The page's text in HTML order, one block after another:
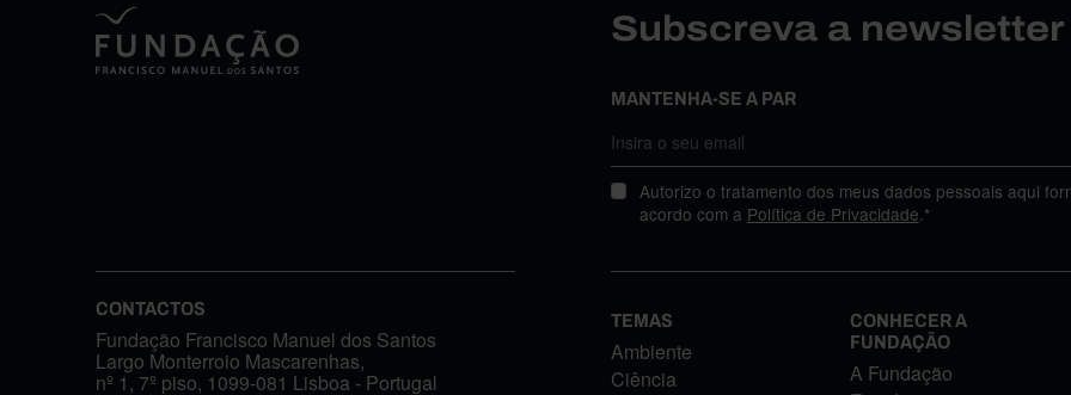
Subscreva a
MANTENHA-SE A PAR
Autorizo o tratamento dos meus dados pessoais aqui
acordo com a Política de Privacidade.*
CONTACTOS
Fundação Francisco Manuel dos Santos
Largo Monterroio Mascarenhas,
nº 1, 7º piso, 1099-081 Lisboa - Portugal
TEMAS
Ambiente
Ciência
CONHECER A
FUNDAÇÃO
A Fundação